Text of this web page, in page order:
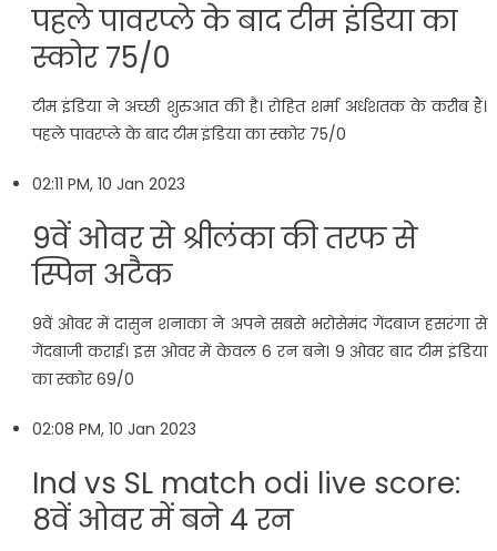
पहले पावरप्ले के बाद टीम इंडिया का
स्कोर 75/0
टीम इंडिया ने अच्छी शुरुआत की है। रोहित शर्मा अर्धशतक के करीब हैं।
पहले पावरप्ले के बाद टीम इंडिया का स्कोर 75/0
02:11 PM, 10 Jan 2023
9वें ओवर से श्रीलंका की तरफ से
स्पिन अटैक
9वें ओवर में दासुन शनाका ने अपने सबसे भरोसेमंद गेंदबाज हसरंगा से
गेंदबाजी कराई। इस ओवर में केवल 6 रन बने। 9 ओवर बाद टीम इंडिया
का स्कोर 69/0
02:08 PM, 10 Jan 2023
Ind vs SL match odi live score:
8वें ओवर में बने 4 रन